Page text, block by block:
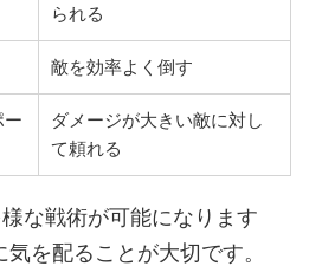
られる
敵を効率よく倒す
ー
ダメージが大きい敵に対し
て頼れる
な戦術が可能になります
を配ることが大切です。